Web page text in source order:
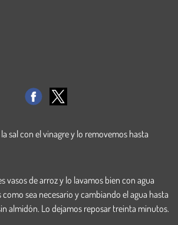
sal con el vinagre y lo removemos hasta
vasos de arroz y lo lavamos bien con agua
sea necesario y cambiando el agua hasta
almidón. Lo dejamos reposar treinta minutos.